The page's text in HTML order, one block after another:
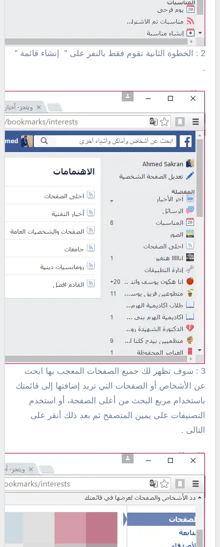
2 : الخطوة الثانية تقوم فقط بالنفر على ” إنشاء قائمة ”
.
3 : سوف تظهر لك جميع الصفحات المعجب بها ابحث
عن الأشخاص أو الصفحات التي تريد إضافتها إلى قائمتك
باستخدام مربع البحث من أعلى الصفحة، أو استخدم
التصنيفات على يمين المتصفح ثم بعد ذلك أنقر على
التالى .